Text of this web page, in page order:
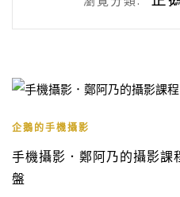
企鵝的手機攝影
手機攝影．鄭阿乃的攝影課
盤